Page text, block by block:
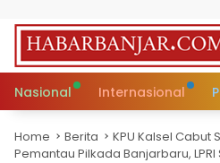
Nasional Internasional
Home Berita
KPU Kalsel Cabut
Pemantau Pilkada Banjarbaru,